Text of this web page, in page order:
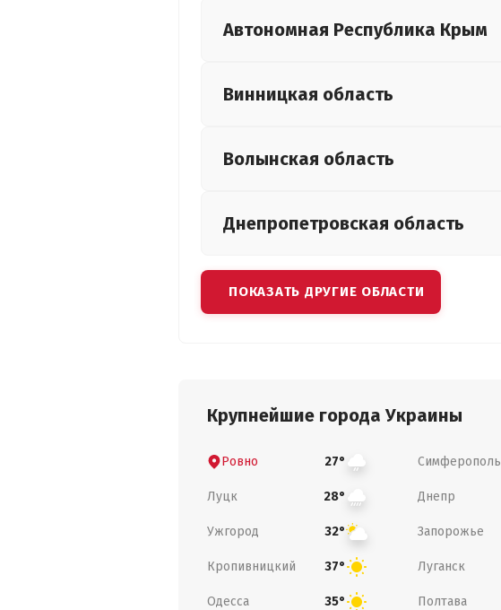
Автономная Республика Крым
Винницкая область
Волынская область
Днепропетровская область
ПОКАЗАТЬ ДРУГИЕ ОБЛАСТИ
Крупнейшие города Украины
Ровно 27° Симферополь
Луцк 28° Днепр
Ужгород 32° Запорожье
Кропивницкий 37° Луганск
Одесса 35° Полтава